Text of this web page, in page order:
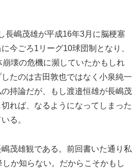
長嶋茂雄が平成16年3月に脳梗塞
今ごろ1リーグ10球団制となり、
壊の危機に瀕していたかもしれ
たのは古田敦也ではなく小泉純一
持論だが、もし渡邉恒雄が長嶋茂
れば、なるようになってしまった
る。
茂雄観である。前回書いた通り私
か知らない。だからこそかもし